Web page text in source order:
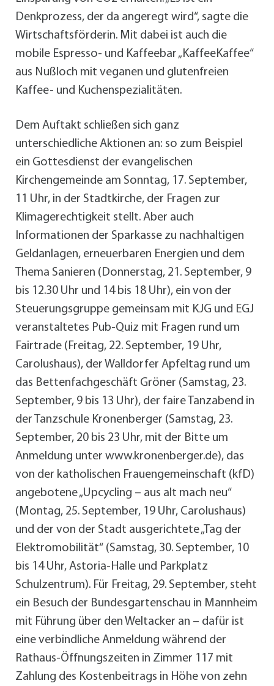
Denkprozess, der da angeregt wird“, sagte die
Wirtschaftsförderin. Mit dabei ist auch die
mobile Espresso- und Kaffeebar „KaffeeKaffee“
aus Nußloch mit veganen und glutenfreien
Kaffee- und Kuchenspezialitäten.
Dem Auftakt schließen sich ganz
unterschiedliche Aktionen an: so zum Beispiel
ein Gottesdienst der evangelischen
Kirchengemeinde am Sonntag, 17. September,
11 Uhr, in der Stadtkirche, der Fragen zur
Klimagerechtigkeit stellt. Aber auch
Informationen der Sparkasse zu nachhaltigen
Geldanlagen, erneuerbaren Energien und dem
Thema Sanieren (Donnerstag, 21. September, 9
bis 12.30 Uhr und 14 bis 18 Uhr), ein von der
Steuerungsgruppe gemeinsam mit KJG und EGJ
veranstaltetes Pub-Quiz mit Fragen rund um
Fairtrade (Freitag, 22. September, 19 Uhr,
Carolushaus), der Walldorfer Apfeltag rund um
das Bettenfachgeschäft Gröner (Samstag, 23.
September, 9 bis 13 Uhr), der faire Tanzabend in
der Tanzschule Kronenberger (Samstag, 23.
September, 20 bis 23 Uhr, mit der Bitte um
Anmeldung unter www.kronenberger.de), das
von der katholischen Frauengemeinschaft (kfD)
angebotene „Upcycling – aus alt mach neu“
(Montag, 25. September, 19 Uhr, Carolushaus)
und der von der Stadt ausgerichtete „Tag der
Elektromobilität“ (Samstag, 30. September, 10
bis 14 Uhr, Astoria-Halle und Parkplatz
Schulzentrum). Für Freitag, 29. September, steht
ein Besuch der Bundesgartenschau in Mannheim
mit Führung über den Weltacker an – dafür ist
eine verbindliche Anmeldung während der
Rathaus-Öffnungszeiten in Zimmer 117 mit
Zahlung des Kostenbeitrags in Höhe von zehn